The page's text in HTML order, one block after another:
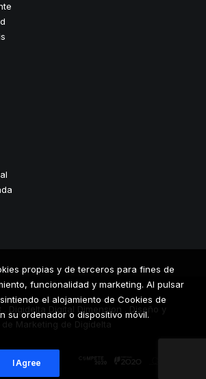
Digidelta Digital Dimension . Diseño y
Marketing de Digidelta
propias y de terceros para fines de
funcionalidad y marketing. Al pulsar
el alojamiento de Cookies de
su ordenador o dispositivo móvil.
I Agree